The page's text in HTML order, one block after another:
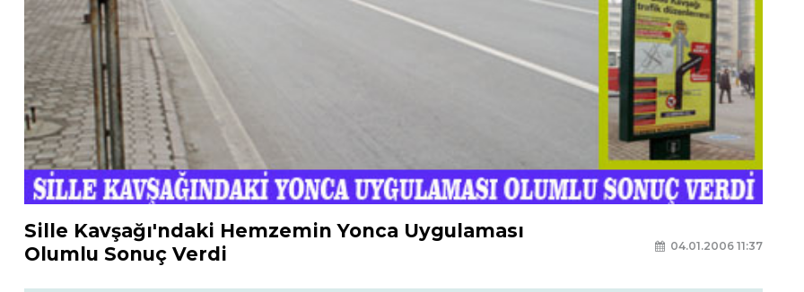
Sille Kavşağı'ndaki Hemzemin Yonca Uygulaması
Olumlu Sonuç Verdi
04.01.2006 11:37